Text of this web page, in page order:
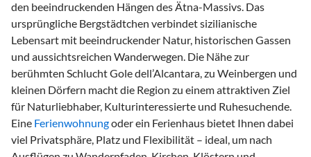
den beeindruckenden Hängen des Ätna-Massivs. Das
ursprüngliche Bergstädtchen verbindet sizilianische
Lebensart mit beeindruckender Natur, historischen Gassen
und aussichtsreichen Wanderwegen. Die Nähe zur
berühmten Schlucht Gole dell’Alcantara, zu Weinbergen und
kleinen Dörfern macht die Region zu einem attraktiven Ziel
für Naturliebhaber, Kulturinteressierte und Ruhesuchende.
Eine Ferienwohnungoder ein Ferienhaus bietet Ihnen dabei
viel Privatsphäre, Platz und Flexibilität – ideal, um nach